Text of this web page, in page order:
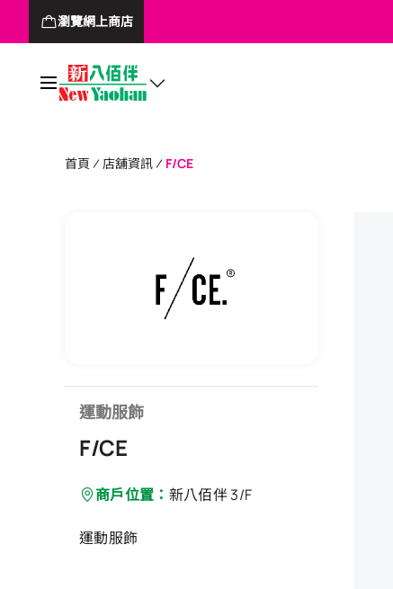
瀏覽網上商店
首頁 店舖資訊 F/CE
運動服飾
F/CE
商戶位置： 新八佰伴 3/F
運動服飾